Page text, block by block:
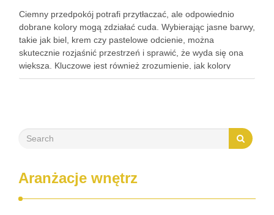
Ciemny przedpokój potrafi przytłaczać, ale odpowiednio
dobrane kolory mogą zdziałać cuda. Wybierając jasne barwy,
takie jak biel, krem czy pastelowe odcienie, można
skutecznie rozjaśnić przestrzeń i sprawić, że wyda się ona
większa. Kluczowe jest również zrozumienie, jak kolory
wpływają na percepcję pomieszczenia, co pozwoli na
Aranżacje wnętrz